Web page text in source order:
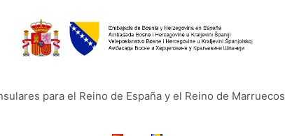
para el Reino de España y el Reino de Marruecos